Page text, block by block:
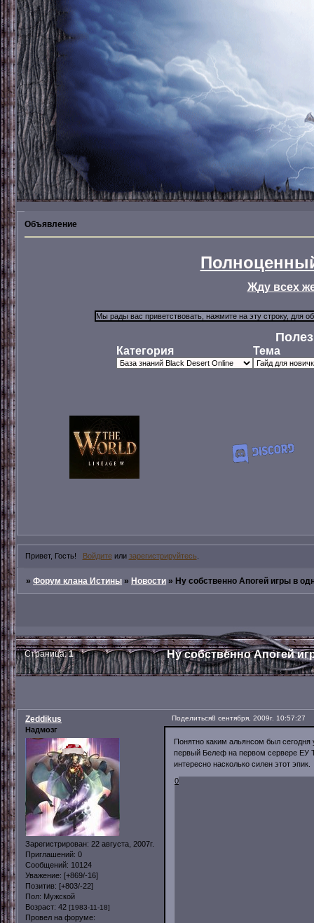
Объявление
Жду всех
Категория Тема
Привет, Гость! Войдитеили зарегистрируйтесь
»Форум клана Истины »Новости »Ну собственно Апогей игры в
Ну собственно Апогей
Страница:1
Поделиться8 сентября, 2009г. 10:57:27
Zeddikus
Надмозг
Зарегистрирован: 22 августа, 2007г.
Приглашений: 0
Сообщений: 10124
Уважение: [+869/-16]
Позитив: [+803/-22]
Пол: Мужской
Возраст: 42 [1983-11-18]
Провел на форуме:
Понятно каким альянсом был
первый Белеф на первом сервере ЕУ
интересно насколько силен этот эпик.
0